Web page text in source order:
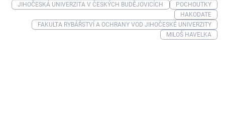
JIHOČESKÁ UNIVERZITA V ČESKÝCH BUDĚJOVICÍCH
POCHOUTKY
HAKODATE
FAKULTA RYBÁŘSTVÍ A OCHRANY VOD JIHOČESKÉ UNIVERZITY
MILOŠ HAVELKA